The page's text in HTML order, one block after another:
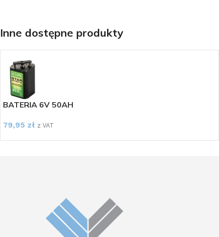
Inne dostępne produkty
BATERIA 6V 50AH
79,95 zł z VAT